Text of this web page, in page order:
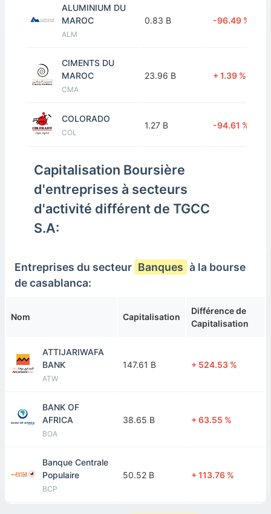
ALUMINIUM DU
MAROC
ALM
0.83 B -96.49 %
CIMENTS DU
MAROC
CMA
23.96 B + 1.39 %
COLORADO
COL
1.27 B -94.61 %
CONTRACTORS
JET
6.33 B
LAFARGEHOLCIM
Sonasid
SID
40.38 B + 70.85 %
Capitalisation Boursière
d'entreprises à secteurs
d'activité différent de TGCC
S.A:
Entreprises du secteur Banques à la bourse
de casablanca:
Nom Capitalisation
Différence de
Capitalisation
ATTIJARIWAFA
BANK
ATW
147.61 B + 524.53 %
BANK OF
AFRICA
BOA
38.65 B + 63.55 %
Banque Centrale
Populaire
BCP
50.52 B + 113.76 %